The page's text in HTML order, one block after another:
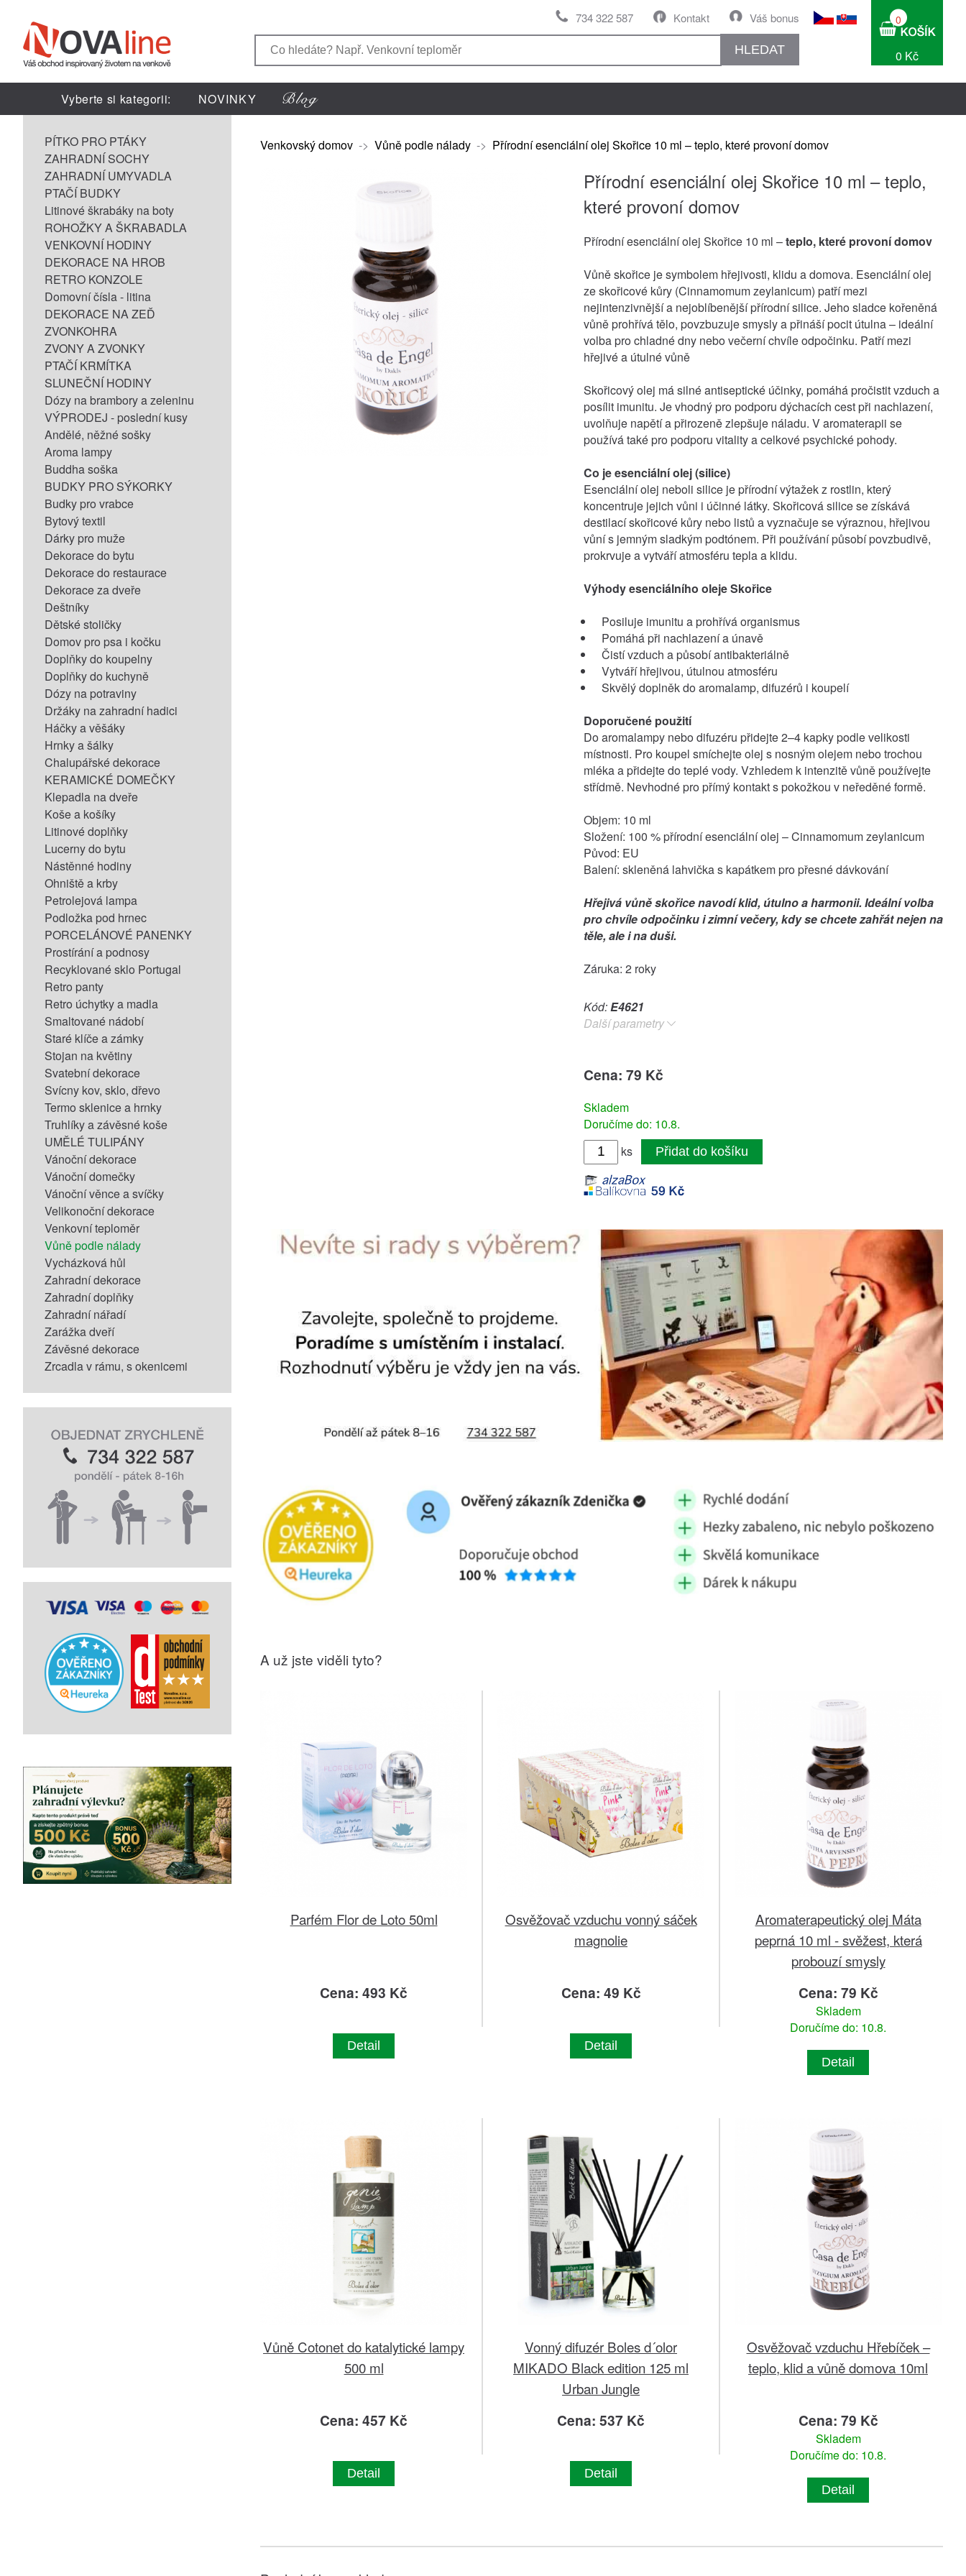
Váš bonus
Kontakt
734 322 587
HLEDAT
0
0 Kč
Vyberte si kategorii: NOVINKY
PÍTKO PRO PTÁKY
ZAHRADNÍ SOCHY
ZAHRADNÍ UMYVADLA
PTAČÍ BUDKY
Litinové škrabáky na boty
ROHOŽKY A ŠKRABADLA
VENKOVNÍ HODINY
DEKORACE NA HROB
RETRO KONZOLE
Domovní čísla - litina
DEKORACE NA ZEĎ
ZVONKOHRA
ZVONY A ZVONKY
PTAČÍ KRMÍTKA
SLUNEČNÍ HODINY
Dózy na brambory a zeleninu
VÝPRODEJ - poslední kusy
Andělé, něžné sošky
Aroma lampy
Buddha soška
BUDKY PRO SÝKORKY
Budky pro vrabce
Bytový textil
Dárky pro muže
Dekorace do bytu
Dekorace do restaurace
Dekorace za dveře
Deštníky
Dětské stoličky
Domov pro psa i kočku
Doplňky do koupelny
Doplňky do kuchyně
Dózy na potraviny
Držáky na zahradní hadici
Háčky a věšáky
Hrnky a šálky
Chalupářské dekorace
KERAMICKÉ DOMEČKY
Klepadla na dveře
Koše a košíky
Litinové doplňky
Lucerny do bytu
Nástěnné hodiny
Ohniště a krby
Petrolejová lampa
Podložka pod hrnec
PORCELÁNOVÉ PANENKY
Prostírání a podnosy
Recyklované sklo Portugal
Retro panty
Retro úchytky a madla
Smaltované nádobí
Staré klíče a zámky
Stojan na květiny
Svatební dekorace
Svícny kov, sklo, dřevo
Termo sklenice a hrnky
Truhlíky a závěsné koše
UMĚLÉ TULIPÁNY
Vánoční dekorace
Vánoční domečky
Vánoční věnce a svíčky
Velikonoční dekorace
Venkovní teploměr
Vůně podle nálady
Vycházková hůl
Zahradní dekorace
Zahradní doplňky
Zahradní nářadí
Zarážka dveří
Závěsné dekorace
Zrcadla v rámu, s okenicemi
Venkovský domov -> Vůně podle nálady -> Přírodní esenciální olej Skořice 10 ml – teplo, které provoní domov
Přírodní esenciální olej Skořice 10 ml – teplo,
které provoní domov
Přírodní esenciální olej Skořice 10 ml –teplo, které provoní domov
Vůně skořice je symbolem hřejivosti, klidu a domova. Esenciální olej
ze skořicové kůry (Cinnamomum zeylanicum) patří mezi
nejintenzivnější a nejoblíbenější přírodní silice. Jeho sladce kořeněná
vůně prohřívá tělo, povzbuzuje smysly a přináší pocit útulna – ideální
volba pro chladné dny nebo večerní chvíle odpočinku. Patří mezi
hřejivé a útulné vůně
Skořicový olej má silné antiseptické účinky, pomáhá pročistit vzduch a
posílit imunitu. Je vhodný pro podporu dýchacích cest při nachlazení,
uvolňuje napětí a přirozeně zlepšuje náladu. V aromaterapii se
používá také pro podporu vitality a celkové psychické pohody.
Co je esenciální olej (silice)
Esenciální olej neboli silice je přírodní výtažek z rostlin, který
koncentruje jejich vůni i účinné látky. Skořicová silice se získává
destilací skořicové kůry nebo listů a vyznačuje se výraznou, hřejivou
vůní s jemným sladkým podtónem. Při používání působí povzbudivě,
prokrvuje a vytváří atmosféru tepla a klidu.
Výhody esenciálního oleje Skořice
Posiluje imunitu a prohřívá organismus
Pomáhá při nachlazení a únavě
Čistí vzduch a působí antibakteriálně
Vytváří hřejivou, útulnou atmosféru
Skvělý doplněk do aromalamp, difuzérů i koupelí
Doporučené použití
Do aromalampy nebo difuzéru přidejte 2–4 kapky podle velikosti
místnosti. Pro koupel smíchejte olej s nosným olejem nebo trochou
mléka a přidejte do teplé vody. Vzhledem k intenzitě vůně používejte
střídmě. Nevhodné pro přímý kontakt s pokožkou v neředěné formě.
Objem: 10 ml
Složení: 100 % přírodní esenciální olej – Cinnamomum zeylanicum
Původ: EU
Balení: skleněná lahvička s kapátkem pro přesné dávkování
Hřejivá vůně skořice navodí klid, útulno a harmonii. Ideální volba
pro chvíle odpočinku i zimní večery, kdy se chcete zahřát nejen na
těle, ale i na duši.
Záruka: 2 roky
Kód:E4621
Další parametry
Cena: 79 Kč
Skladem
Doručíme do: 10.8.
ks
Přidat do košíku
A už jste viděli tyto?
Parfém Flor de Loto 50ml
Cena: 493 Kč
Detail
Osvěžovač vzduchu vonný sáček
magnolie
Cena: 49 Kč
Detail
Aromaterapeutický olej Máta
peprná 10 ml - svěžest, která
probouzí smysly
Cena: 79 Kč
Skladem
Doručíme do: 10.8.
Detail
Vůně Cotonet do katalytické lampy
500 ml
Cena: 457 Kč
Detail
Vonný difuzér Boles d´olor
MIKADO Black edition 125 ml
Urban Jungle
Cena: 537 Kč
Detail
Osvěžovač vzduchu Hřebíček –
teplo, klid a vůně domova 10ml
Cena: 79 Kč
Skladem
Doručíme do: 10.8.
Detail